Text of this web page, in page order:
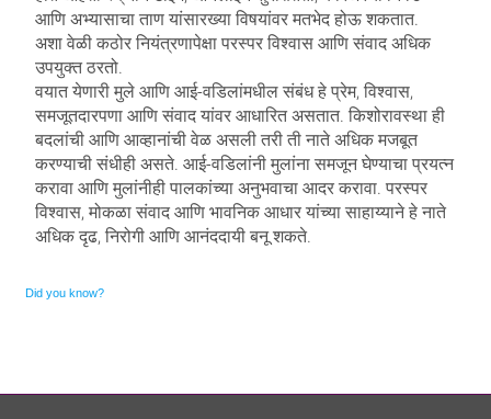
आणि अभ्यासाचा ताण यांसारख्या विषयांवर मतभेद होऊ शकतात.
अशा वेळी कठोर नियंत्रणापेक्षा परस्पर विश्वास आणि संवाद अधिक
उपयुक्त ठरतो.
वयात येणारी मुले आणि आई-वडिलांमधील संबंध हे प्रेम, विश्वास,
समजूतदारपणा आणि संवाद यांवर आधारित असतात. किशोरावस्था ही
बदलांची आणि आव्हानांची वेळ असली तरी ती नाते अधिक मजबूत
करण्याची संधीही असते. आई-वडिलांनी मुलांना समजून घेण्याचा प्रयत्न
करावा आणि मुलांनीही पालकांच्या अनुभवाचा आदर करावा. परस्पर
विश्वास, मोकळा संवाद आणि भावनिक आधार यांच्या साहाय्याने हे नाते
अधिक दृढ, निरोगी आणि आनंददायी बनू शकते.
Did you know?